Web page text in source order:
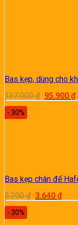
Bas kẹp, dùng cho
137.000₫ Giá
gốc
95.900 ₫
- 30%
Bas kẹp chân đế
5.200₫ Giá
gốc
3.640 ₫Giá
hiện
- 30%